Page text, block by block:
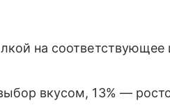
на соответствующее
вкусом, 13% —